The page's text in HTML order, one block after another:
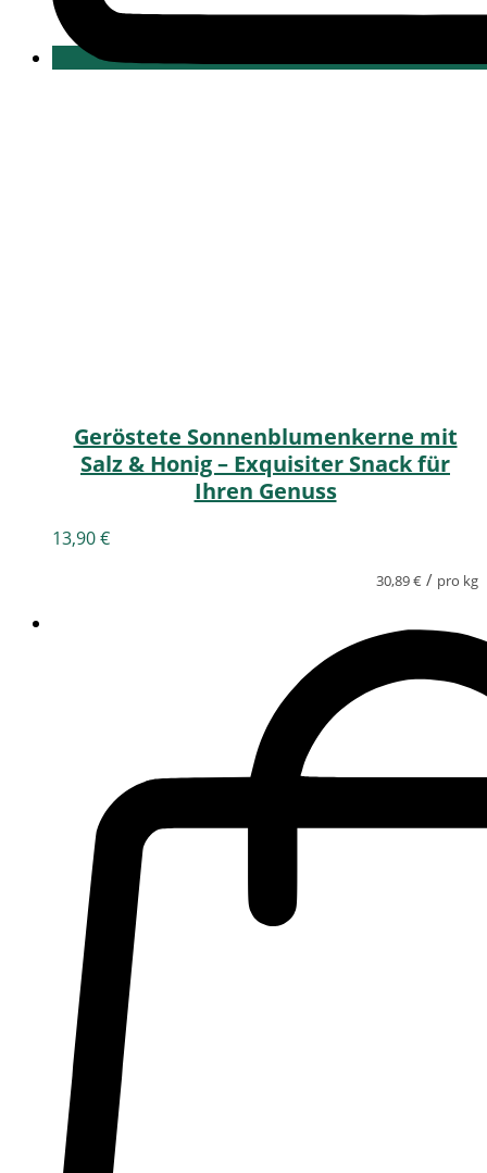
Geröstete Sonnenblumenkerne mit
Salz & Honig – Exquisiter Snack für
Ihren Genuss
13,90€
30,89€ / pro kg